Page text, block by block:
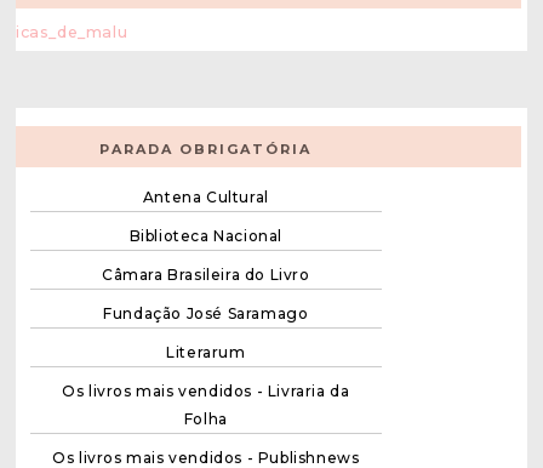
PARADA OBRIGATÓRIA
Antena Cultural
Biblioteca Nacional
Câmara Brasileira do Livro
Fundação José Saramago
Literarum
Os livros mais vendidos - Livraria da
Folha
Os livros mais vendidos - Publishnews